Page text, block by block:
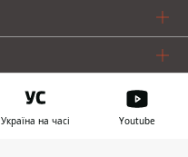
Україна на часі Youtube